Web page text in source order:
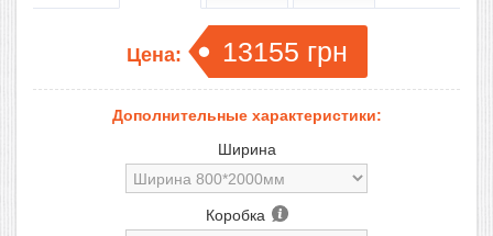
Цена: 13155 грн
Дополнительные характеристики:
Ширина
Коробка